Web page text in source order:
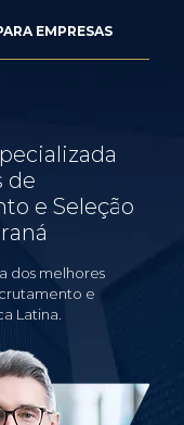
EMPRESAS
de
e Seleção
dos melhores
e
Latina.